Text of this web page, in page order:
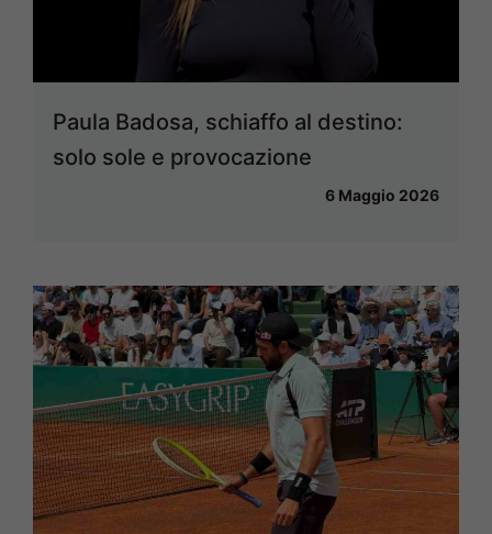
Paula Badosa, schiaffo al destino:
solo sole e provocazione
6 Maggio 2026